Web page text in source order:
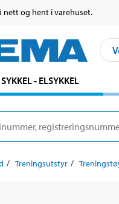
nett og hent i varehuset.
SYKKEL - ELSYKKEL
Treningsutstyr